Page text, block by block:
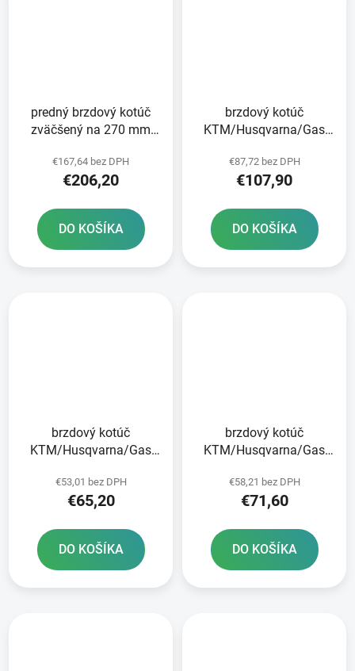
predný brzdový kotúč
zväčšený na 270 mm
€167,64 bez DPH
€206,20
DO KOŠÍKA
brzdový kotúč
KTM/Husqvarna/Gas
€87,72 bez DPH
€107,90
DO KOŠÍKA
brzdový kotúč
KTM/Husqvarna/Gas
€53,01 bez DPH
€65,20
DO KOŠÍKA
brzdový kotúč
KTM/Husqvarna/Gas
€58,21 bez DPH
€71,60
DO KOŠÍKA